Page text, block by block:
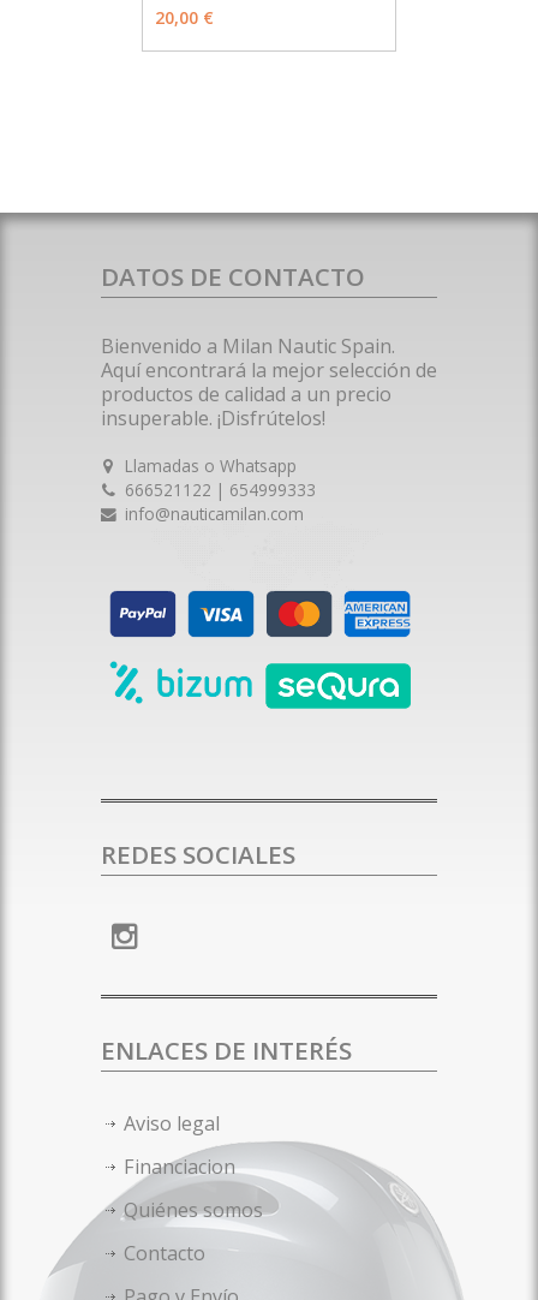
20,00 €
DATOS DE CONTACTO
Bienvenido a Milan Nautic Spain.
Aquí encontrará la mejor selección de
productos de calidad a un precio
insuperable. ¡Disfrútelos!
Llamadas o Whatsapp
666521122 | 654999333
info@nauticamilan.com
REDES SOCIALES
ENLACES DE INTERÉS
Aviso legal
Financiacion
Quiénes somos
Contacto